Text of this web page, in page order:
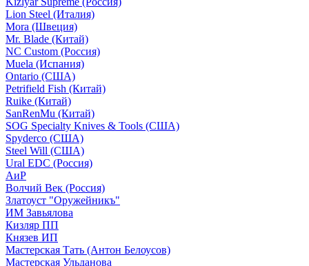
Lion Steel (Италия)
Mora (Швеция)
Mr. Blade (Китай)
NC Custom (Россия)
Muela (Испания)
Ontario (США)
Petrifield Fish (Китай)
Ruike (Китай)
SanRenMu (Китай)
SOG Specialty Knives & Tools (США)
Spyderco (США)
Steel Will (США)
Ural EDC (Россия)
АиР
Волчий Век (Россия)
Златоуст "Оружейникъ"
ИМ Завьялова
Кизляр ПП
Князев ИП
Мастерская Тать (Антон Белоусов)
Мастерская Ульданова